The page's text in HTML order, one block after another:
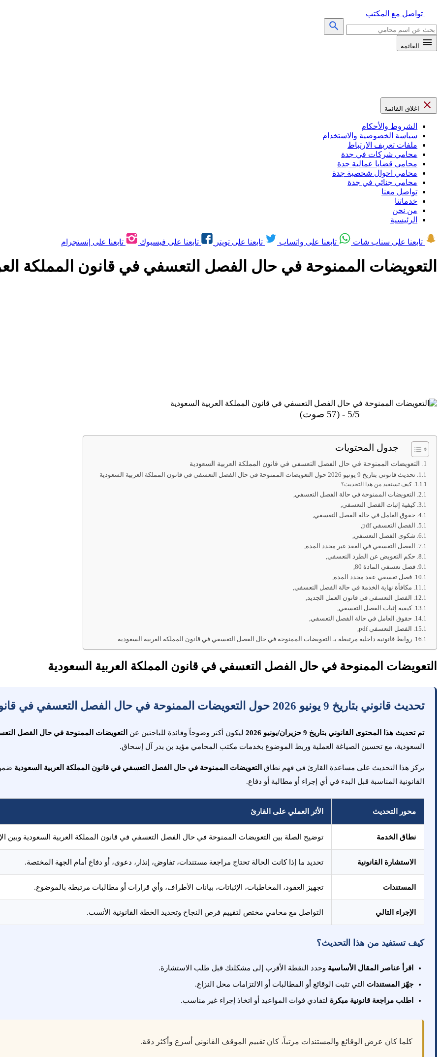
تواصل مع المكتب
البحث
عن:
ابحث
القائمة
اغلاق القائمة
الشروط والأحكام
سياسة الخصوصية والاستخدام
ملفات تعريف الارتباط
محامي شركات في جدة
محامي قضايا عمالية جدة
محامي احوال شخصية جدة
محامي جنائي في جدة
تواصل معنا
خدماتنا
من نحن
الرئيسية
تابعنا على سناب شات تابعنا على واتساب تابعنا على تويتر تابعنا على فيسبوك تابعنا على إنستجرام
التعويضات الممنوحة في حال الفصل التعسفي في قانون المملكة
5/5 - (57 صوت)
جدول المحتويات
التعويضات الممنوحة في حال الفصل التعسفي في قانون المملكة العربية السعودية
تحديث قانوني بتاريخ 9 يونيو 2026 حول التعويضات الممنوحة في حال الفصل التعسفي في قانون المملكة العربية السعودية
كيف تستفيد من هذا التحديث؟
التعويضات الممنوحة في حالة الفصل التعسفي,
كيفية إثبات الفصل التعسفي,
حقوق العامل في حالة الفصل التعسفي,
الفصل التعسفي pdf‏,
شكوى الفصل التعسفي,
الفصل التعسفي في العقد غير محدد المدة,
حكم التعويض عن الطرد التعسفي,
فصل تعسفي المادة 80,
فصل تعسفي عقد محدد المدة,
مكافأة نهاية الخدمة في حالة الفصل التعسفي,
الفصل التعسفي في قانون العمل الجديد,
كيفية إثبات الفصل التعسفي,
حقوق العامل في حالة الفصل التعسفي,
الفصل التعسفي pdf‏,
روابط قانونية داخلية مرتبطة بـ التعويضات الممنوحة في حال الفصل التعسفي في قانون المملكة العربية السعودية
التعويضات الممنوحة في حال الفصل التعسفي في قانون المملكة العربية السعودية
تحديث قانوني بتاريخ 9 يونيو 2026 حول التعويضات الممنوحة في حال الفصل التعسفي في قانون المملكة العربية السعودية
تم تحديث هذا المحتوى القانوني بتاريخ 9 حزيران/يونيو 2026 ليكون أكثر وضوحاً وفائدة للباحثين عن التعويضات الممنوحة في حال الفصل
السعودية، مع تحسين الصياغة العملية وربط الموضوع بخدمات مكتب المحامي مؤيد بن بدر آل إسحاق.
يركز هذا التحديث على مساعدة القارئ في فهم نطاق التعويضات الممنوحة في حال الفصل التعسفي في قانون المملكة العربية السعودية
القانونية المناسبة قبل البدء في أي إجراء أو مطالبة أو دفاع.
محور التحديث الأثر العملي على القارئ
نطاق الخدمة توضيح الصلة بين التعويضات الممنوحة في حال الفصل التعسفي في قانون المملكة العربية السعودية وبين
الاستشارة القانونية تحديد ما إذا كانت الحالة تحتاج مراجعة مستندات، تفاوض، إنذار، دعوى، أو دفاع أمام الجهة المختصة.
المستندات تجهيز العقود، المخاطبات، الإثباتات، بيانات الأطراف، وأي قرارات أو مطالبات مرتبطة بالموضوع.
الإجراء التالي التواصل مع محامي مختص لتقييم فرص النجاح وتحديد الخطة القانونية الأنسب.
كيف تستفيد من هذا التحديث؟
اقرأ عناصر المقال الأساسية وحدد النقطة الأقرب إلى مشكلتك قبل طلب الاستشارة.
جهّز المستندات التي تثبت الوقائع أو المطالبات أو الالتزامات محل النزاع.
اطلب مراجعة قانونية مبكرة لتفادي فوات المواعيد أو اتخاذ إجراء غير مناسب.
كلما كان عرض الوقائع والمستندات مرتباً، كان تقييم الموقف القانوني أسرع وأكثر دقة.